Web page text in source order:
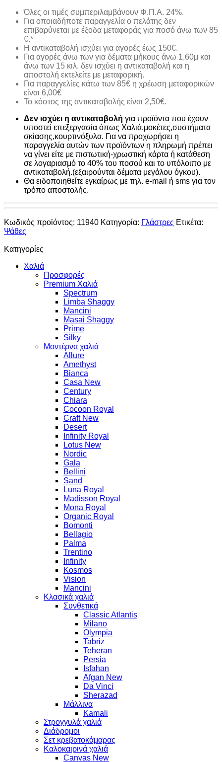
Όλες οι τιμές συμπεριλαμβάνουν Φ.Π.Α. 24%.
Για οποιαδήποτε παραγγελία ο πελάτης δεν
επιβαρύνεται με έξοδα μεταφοράς για ποσό άνω των 85
€.*
H αντικαταβολή ισχύει για αγορές έως 150€.
Για αγορές άνω των για δέματα μήκους άνω 1,60μ και
άνω των 15 κιλ. δεν ισχύει η αντικαταβολή και η
αποστολή εκτελείτε με μεταφορική.
Για παραγγελίες κάτω των 85€ η χρέωση μεταφορικών
είναι 6,00€
Το κόστος της αντικαταβολής είναι 2,50€.
Δεν ισχύει η αντικαταβολή για προϊόντα που έχουν
υποστεί επεξεργασία όπως Χαλιά,μοκέτες,συστήματα
σκίασης,κουρτινόξυλα. Για να προχωρήσει η
παραγγελία αυτών των προϊόντων η πληρωμή πρέπει
να γίνει είτε με πιστωτική-χρωστική κάρτα ή κατάθεση
σε λογαριασμό το 40% του ποσού και το υπόλοιπο με
αντικαταβολή.(εξαιρούνται δέματα μεγάλου όγκου).
Θα ειδοποιηθείτε εγκαίρως με τηλ. e-mail ή sms για τον
τρόπο αποστολής.
Κωδικός προϊόντος: 11940 Κατηγορία: Γλάστρες Ετικέτα:
Ψάθες
Κατηγορίες
Χαλιά
Προσφορές
Premium Χαλιά
Spectrum
Limba Shaggy
Mancini
Masai Shaggy
Prime
Silky
Μοντέρνα χαλιά
Allure
Amethyst
Bianca
Casa New
Century
Chiara
Cocoon Royal
Craft New
Desert
Infinity Royal
Lotus New
Nordic
Gala
Bellini
Sand
Luna Royal
Madisson Royal
Mona Royal
Organic Royal
Bomonti
Bellagio
Palma
Trentino
Infinity
Kosmos
Vision
Mancini
Κλασικά χαλιά
Συνθετικά
Classic Atlantis
Milano
Olympia
Tabriz
Teheran
Persia
Isfahan
Afgan New
Da Vinci
Sherazad
Μάλλινα
Kamali
Στρογγυλά χαλιά
Διάδρομοι
Σετ κρεβατοκάμαρας
Καλοκαιρινά χαλιά
Canvas New